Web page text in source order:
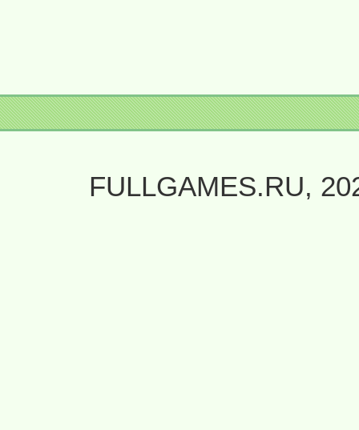
FULLGAMES.RU,